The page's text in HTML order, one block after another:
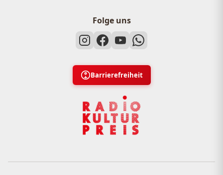
Folge uns
Barrierefreiheit